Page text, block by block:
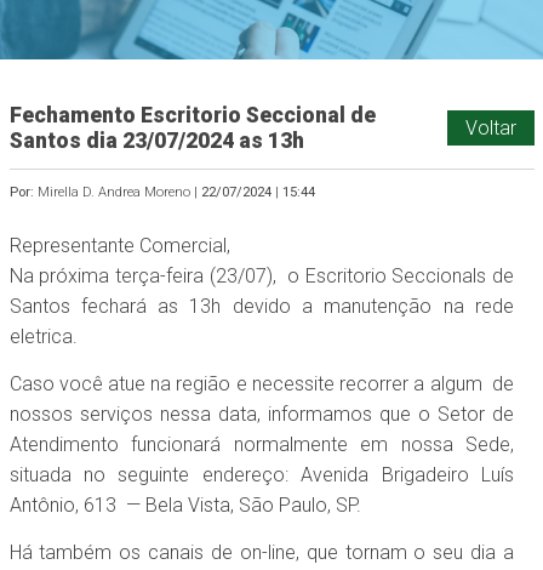
Fechamento Escritorio Seccional de
Santos dia 23/07/2024 as 13h
Voltar
Por: Mirella D. Andrea Moreno | 22/07/2024| 15:44
Representante Comercial,
Na próxima terça-feira (23/07), o Escritorio Seccionals de
Santos fechará as 13h devido a manutenção na rede
eletrica.
Caso você atue na região e necessite recorrer a algum de
nossos serviços nessa data, informamos que o Setor de
Atendimento funcionará normalmente em nossa Sede,
situada no seguinte endereço: Avenida Brigadeiro Luís
Antônio, 613 — Bela Vista, São Paulo, SP.
Há também os canais de on-line, que tornam o seu dia a